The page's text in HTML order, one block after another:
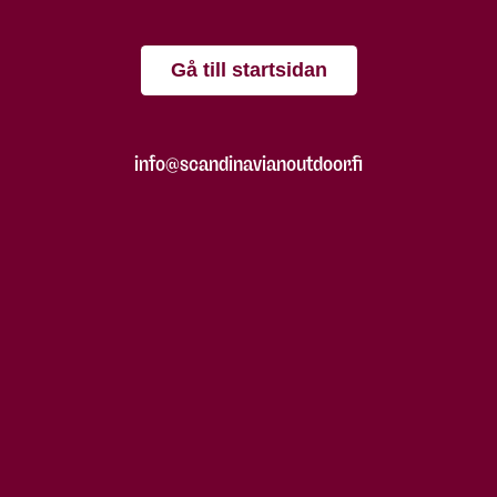
Gå till startsidan
info@scandinavianoutdoor.fi